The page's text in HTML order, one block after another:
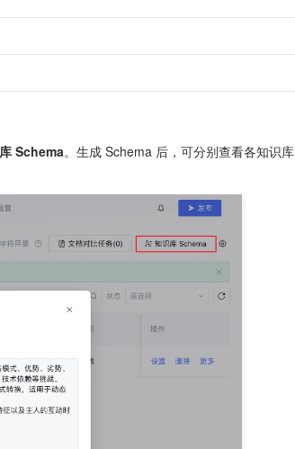
Schema。生成 Schema 后，可分别查看各知识库